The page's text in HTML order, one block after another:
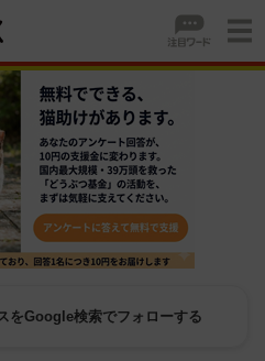
をGoogle検索でフォローする